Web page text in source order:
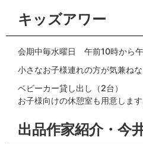
キッズアワー
会期中毎水曜日 午前10時から
小さなお子様連れの方が気兼ね
ベビーカー貸し出し（2台）
お子様向けの休憩室も用意します
出品作家紹介・今